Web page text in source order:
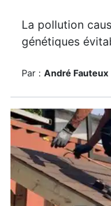
La pollution
génétiques
Par : André Fauteux